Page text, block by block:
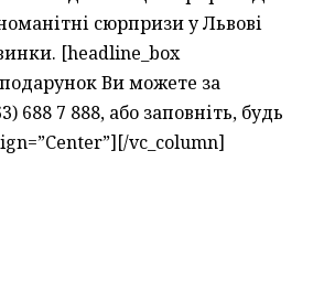
сюрпризи у Львові
[headline_box
Ви можете за
688 7 888, або заповніть, будь
vc_column]